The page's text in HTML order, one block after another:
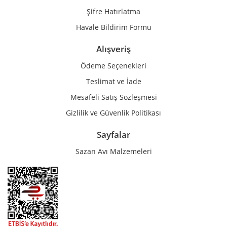
Şifre Hatırlatma
Havale Bildirim Formu
Alışveriş
Ödeme Seçenekleri
Teslimat ve İade
Mesafeli Satış Sözleşmesi
Gizlilik ve Güvenlik Politikası
Sayfalar
Sazan Avı Malzemeleri